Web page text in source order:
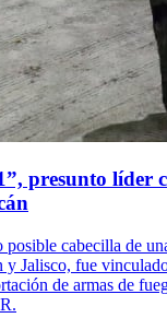
presunto líder
posible cabecilla de
y Jalisco, fue
de armas de